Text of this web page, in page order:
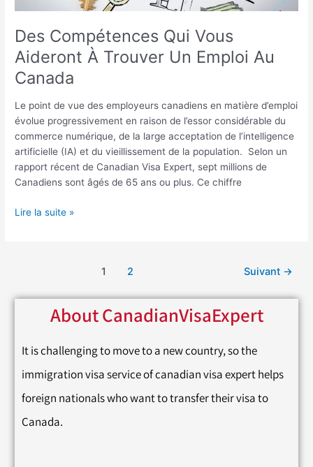
Des Compétences Qui Vous
Aideront À Trouver Un Emploi Au
Canada
Le point de vue des employeurs canadiens en matière d’emploi
évolue progressivement en raison de l’essor considérable du
commerce numérique, de la large acceptation de l’intelligence
artificielle (IA) et du vieillissement de la population. Selon un
rapport récent de Canadian Visa Expert, sept millions de
Canadiens sont âgés de 65 ans ou plus. Ce chiffre
Lire la suite »
1 2 Suivant →
About CanadianVisaExpert
It is challenging to move to a new country, so the
immigration visa service of canadian visa expert helps
foreign nationals who want to transfer their visa to
Canada.